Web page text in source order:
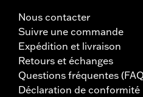
Nous contacter
Suivre une commande
Expédition et livraison
Retours et échanges
Questions fréquentes
Déclaration de conformité